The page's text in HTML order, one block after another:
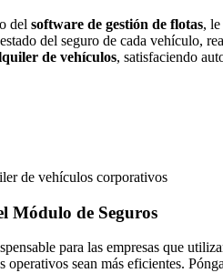
del software de gestión de flotas,
del seguro de cada vehículo,
de vehículos, satisfaciendo
de vehículos corporativos
Módulo de Seguros
para las empresas que
operativos sean más eficientes.